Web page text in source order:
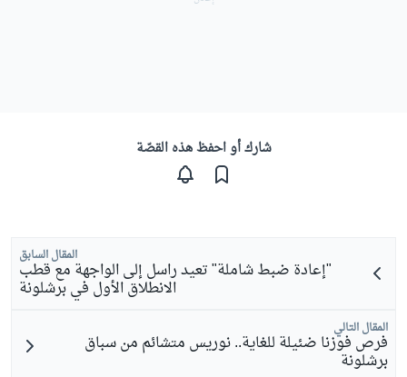
شارك أو احفظ هذه القصّة
المقال السابق
"إعادة ضبط شاملة" تعيد راسل إلى الواجهة مع قطب
الانطلاق الأول في برشلونة
المقال التالي
فرص فوزنا ضئيلة للغاية.. نوريس متشائم من سباق
برشلونة